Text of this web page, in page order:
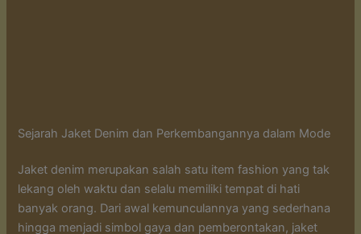
Sejarah Jaket Denim dan Perkembangannya dalam Mode
Jaket denim merupakan salah satu item fashion yang tak
lekang oleh waktu dan selalu memiliki tempat di hati
banyak orang. Dari awal kemunculannya yang sederhana
hingga menjadi simbol gaya dan pemberontakan, jaket